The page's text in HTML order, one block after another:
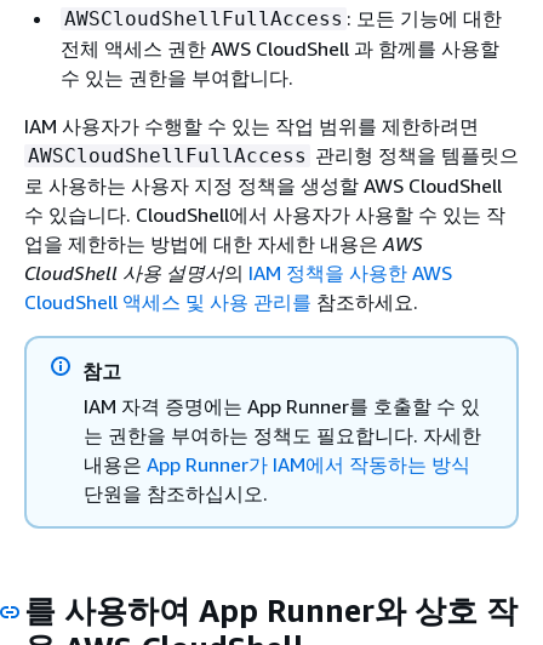
AWSCloudShellFullAccess : 모든 기능에 대한
전체 액세스 권한 AWS CloudShell 과 함께를 사용할
수 있는 권한을 부여합니다.
IAM 사용자가 수행할 수 있는 작업 범위를 제한하려면
AWSCloudShellFullAccess 관리형 정책을 템플릿으
로 사용하는 사용자 지정 정책을 생성할 AWS CloudShell
수 있습니다. CloudShell에서 사용자가 사용할 수 있는 작
업을 제한하는 방법에 대한 자세한 내용은 AWS
CloudShell 사용 설명서의 IAM 정책을 사용한 AWS
CloudShell 액세스 및 사용 관리를 참조하세요.
참고
IAM 자격 증명에는 App Runner를 호출할 수 있
는 권한을 부여하는 정책도 필요합니다. 자세한
내용은 App Runner가 IAM에서 작동하는 방식
단원을 참조하십시오.
를 사용하여 App Runner와 상호 작